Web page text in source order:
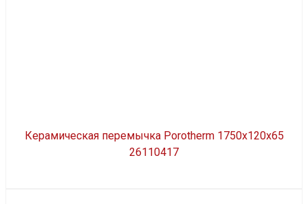
Керамическая перемычка Porotherm 1750х120х65
26110417